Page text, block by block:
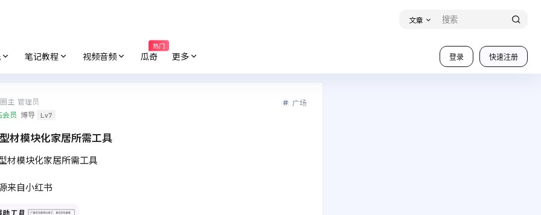
文章
登录 快速注册
笔记教程 视频音频 瓜奇
热门
更多
圈主 管理员
会员 博导 Lv7
广场
材模块化家居所需工具
材模块化家居所需工具
来自小红书